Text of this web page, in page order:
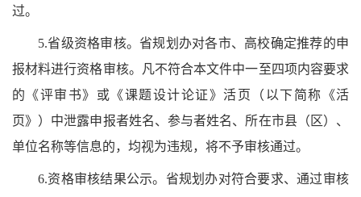
过。
5.省级资格审核。省规划办对各市、高校确定推荐的申
报材料进行资格审核。凡不符合本文件中一至四项内容要求
的《评审书》或《课题设计论证》活页（以下简称《活
页》）中泄露申报者姓名、参与者姓名、所在市县（区）、
单位名称等信息的，均视为违规，将不予审核通过。
6.资格审核结果公示。省规划办对符合要求、通过审核